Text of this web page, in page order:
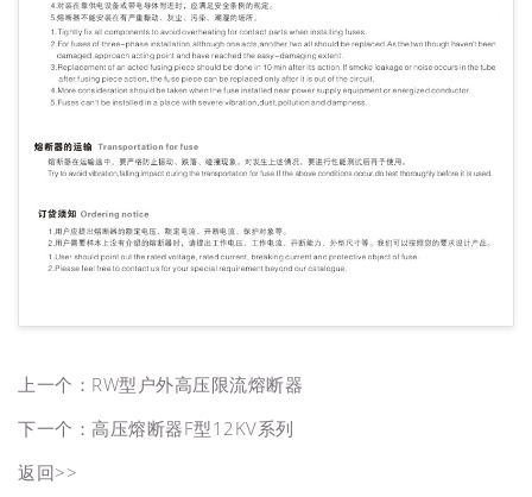
上一个： RW型户外高压限流熔断器
下一个： 高压熔断器F型12KV系列
返回>>